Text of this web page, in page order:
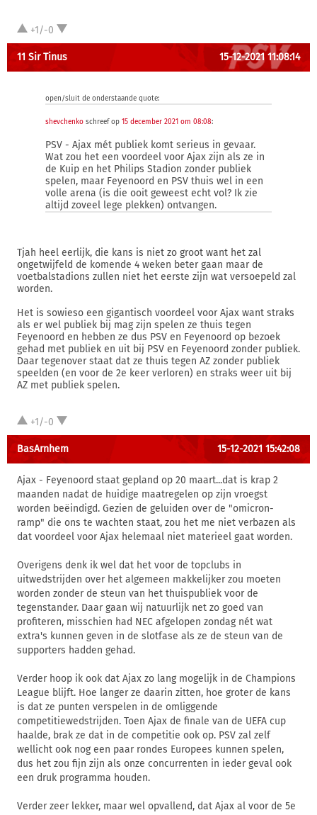
+1/-0
11 Sir Tinus 15-12-2021 11:08:14
open/sluit de onderstaande quote:
shevchenko schreef op 15 december 2021 om 08:08:
PSV - Ajax mét publiek komt serieus in gevaar.
Wat zou het een voordeel voor Ajax zijn als ze in
de Kuip en het Philips Stadion zonder publiek
spelen, maar Feyenoord en PSV thuis wel in een
volle arena (is die ooit geweest echt vol? Ik zie
altijd zoveel lege plekken) ontvangen.
Tjah heel eerlijk, die kans is niet zo groot want het zal
ongetwijfeld de komende 4 weken beter gaan maar de
voetbalstadions zullen niet het eerste zijn wat versoepeld zal
worden.
Het is sowieso een gigantisch voordeel voor Ajax want straks
als er wel publiek bij mag zijn spelen ze thuis tegen
Feyenoord en hebben ze dus PSV en Feyenoord op bezoek
gehad met publiek en uit bij PSV en Feyenoord zonder publiek.
Daar tegenover staat dat ze thuis tegen AZ zonder publiek
speelden (en voor de 2e keer verloren) en straks weer uit bij
AZ met publiek spelen.
+1/-0
BasArnhem 15-12-2021 15:42:08
Ajax - Feyenoord staat gepland op 20 maart...dat is krap 2
maanden nadat de huidige maatregelen op zijn vroegst
worden beëindigd. Gezien de geluiden over de "omicron-
ramp" die ons te wachten staat, zou het me niet verbazen als
dat voordeel voor Ajax helemaal niet materieel gaat worden.
Overigens denk ik wel dat het voor de topclubs in
uitwedstrijden over het algemeen makkelijker zou moeten
worden zonder de steun van het thuispubliek voor de
tegenstander. Daar gaan wij natuurlijk net zo goed van
profiteren, misschien had NEC afgelopen zondag nét wat
extra's kunnen geven in de slotfase als ze de steun van de
supporters hadden gehad.
Verder hoop ik ook dat Ajax zo lang mogelijk in de Champions
League blijft. Hoe langer ze daarin zitten, hoe groter de kans
is dat ze punten verspelen in de omliggende
competitiewedstrijden. Toen Ajax de finale van de UEFA cup
haalde, brak ze dat in de competitie ook op. PSV zal zelf
wellicht ook nog een paar rondes Europees kunnen spelen,
dus het zou fijn zijn als onze concurrenten in ieder geval ook
een druk programma houden.
Verder zeer lekker, maar wel opvallend, dat Ajax al voor de 5e